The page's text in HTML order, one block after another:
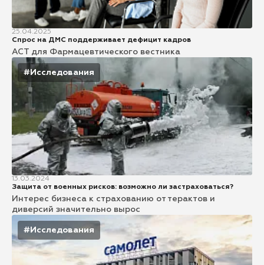
25.04.2025
Спрос на ДМС поддерживает дефицит кадров
АСТ для Фармацевтического вестника
#Исследования
13.03.2024
Защита от военных рисков: возможно ли застраховаться?
Интерес бизнеса к страхованию от терактов и
диверсий значительно вырос
#Исследования